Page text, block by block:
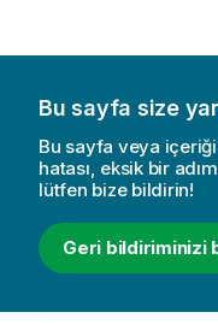
Bu sayfa size
Bu sayfa veya
hatası, eksik bir
lütfen bize bildirin!
Geri bildiriminizi